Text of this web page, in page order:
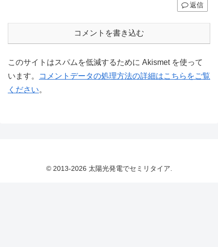
返信
コメントを書き込む
このサイトはスパムを低減するために Akismet を使って
います。
コメントデータの処理方法の詳細はこちらをご覧
ください。
© 2013-2026 太陽光発電でセミリタイア.